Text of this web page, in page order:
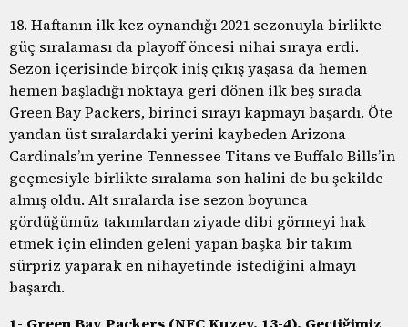
18. Haftanın ilk kez oynandığı 2021 sezonuyla birlikte
güç sıralaması da playoff öncesi nihai sıraya erdi.
Sezon içerisinde birçok iniş çıkış yaşasa da hemen
hemen başladığı noktaya geri dönen ilk beş sırada
Green Bay Packers, birinci sırayı kapmayı başardı. Öte
yandan üst sıralardaki yerini kaybeden Arizona
Cardinals’ın yerine Tennessee Titans ve Buffalo Bills’in
geçmesiyle birlikte sıralama son halini de bu şekilde
almış oldu. Alt sıralarda ise sezon boyunca
gördüğümüz takımlardan ziyade dibi görmeyi hak
etmek için elinden geleni yapan başka bir takım
sürpriz yaparak en nihayetinde istediğini almayı
başardı.